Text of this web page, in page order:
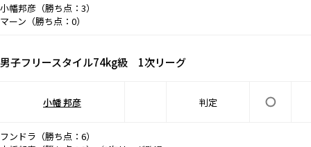
小幡邦彦（勝ち点：3）
マーン（勝ち点：0）
男子フリースタイル74kg級 1次リーグ
小幡 邦彦 判定
フンドラ（勝ち点：6）